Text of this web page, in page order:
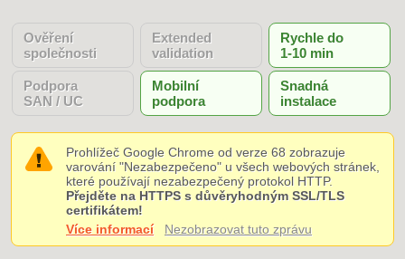
Ověření
společnosti
Extended
validation
Rychle do
1-10 min
Podpora
SAN / UC
Mobilní
podpora
Snadná
instalace
Prohlížeč Google Chrome od verze 68 zobrazuje
varování "Nezabezpečeno" u všech webových stránek,
které používají nezabezpečený protokol HTTP.
Přejděte na HTTPS s důvěryhodným SSL/TLS
certifikátem!
Více informací
Nezobrazovat tuto zprávu